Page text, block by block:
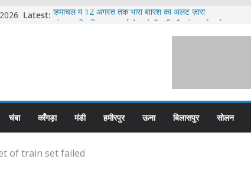
Latest: हिमाचल में 12 अगस्त तक भारी बारिश का अलर्ट ज़ारी
चंबा काँगड़ा मंडी हमीरपुर ऊना बिलासपुर सोलन
of train set failed